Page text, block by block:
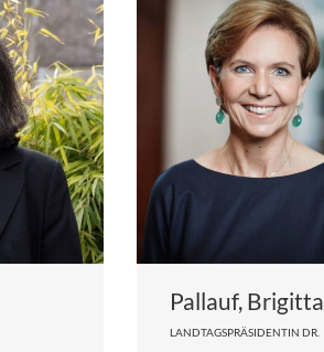
Pallauf, Brigitta
LANDTAGSPRÄSIDENTIN DR.